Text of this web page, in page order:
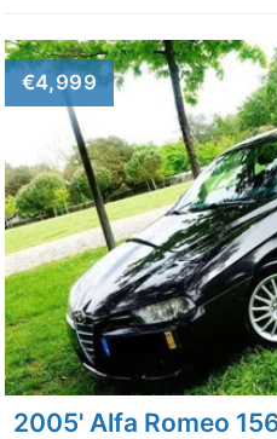
€4,999
2005' Alfa Romeo